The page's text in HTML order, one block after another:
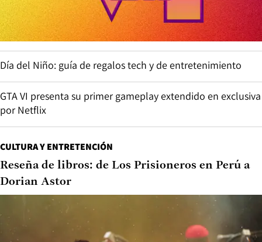
Día del Niño: guía de regalos tech y de entretenimiento
GTA VI presenta su primer gameplay extendido en exclusiva
por Netflix
CULTURA Y ENTRETENCIÓN
Reseña de libros: de Los Prisioneros en Perú a
Dorian Astor